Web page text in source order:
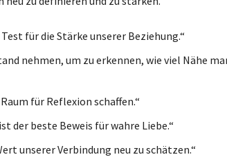
für die Stärke unserer Beziehung.“
nehmen, um zu erkennen, wie viel Nähe
für Reflexion schaffen.“
der beste Beweis für wahre Liebe.“
unserer Verbindung neu zu schätzen.“